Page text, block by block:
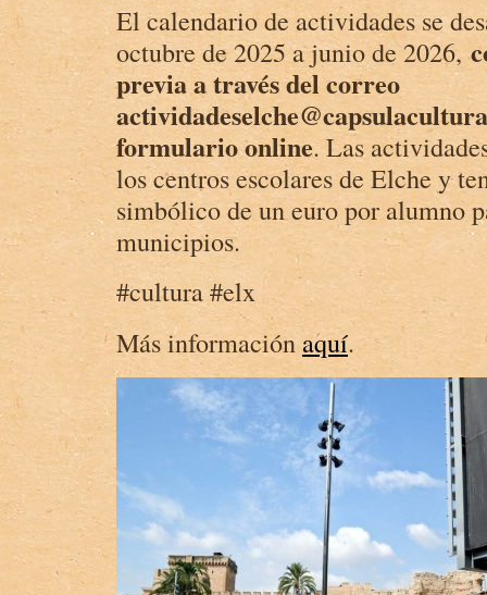
El calendario de actividades se
octubre de 2025 a junio de 2026,
previa a través del correo
formulario online. Las
los centros escolares de Elche y
simbólico de un euro por alumno
municipios.
#cultura #elx
Más información aquí.